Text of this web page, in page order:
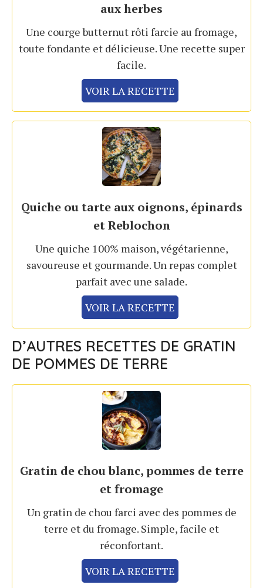
aux herbes
Une courge butternut rôti farcie au fromage,
toute fondante et délicieuse. Une recette super
facile.
VOIR LA RECETTE
Quiche ou tarte aux oignons, épinards
et Reblochon
Une quiche 100% maison, végétarienne,
savoureuse et gourmande. Un repas complet
parfait avec une salade.
VOIR LA RECETTE
D’AUTRES RECETTES DE GRATIN
DE POMMES DE TERRE
Gratin de chou blanc, pommes de terre
et fromage
Un gratin de chou farci avec des pommes de
terre et du fromage. Simple, facile et
réconfortant.
VOIR LA RECETTE